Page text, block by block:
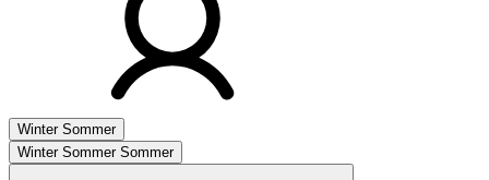
Winter Sommer
Winter Sommer Sommer